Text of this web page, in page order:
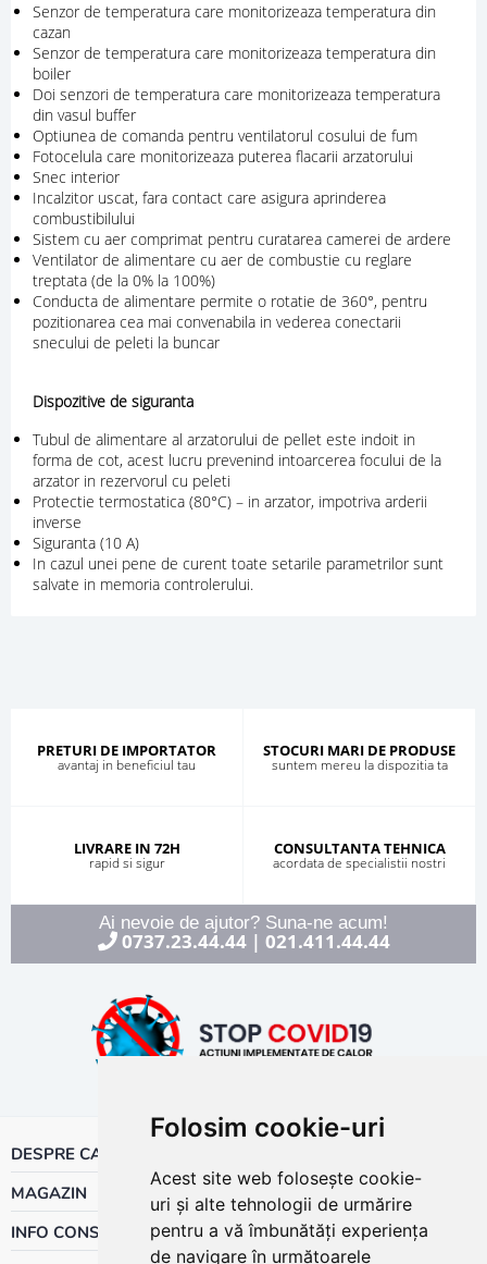
Folosim cookie-uri
Acest site web folosește cookie-
uri și alte tehnologii de urmărire
pentru a vă îmbunătăți experiența
de navigare în următoarele
Senzor de temperatura care monitorizeaza temperatura din
cazan
Senzor de temperatura care monitorizeaza temperatura din
boiler
Doi senzori de temperatura care monitorizeaza temperatura
din vasul buffer
Optiunea de comanda pentru ventilatorul cosului de fum
Fotocelula care monitorizeaza puterea flacarii arzatorului
Snec interior
Incalzitor uscat, fara contact care asigura aprinderea
combustibilului
Sistem cu aer comprimat pentru curatarea camerei de ardere
Ventilator de alimentare cu aer de combustie cu reglare
treptata (de la 0% la 100%)
Conducta de alimentare permite o rotatie de 360°, pentru
pozitionarea cea mai convenabila in vederea conectarii
snecului de peleti la buncar
Dispozitive de siguranta
Tubul de alimentare al arzatorului de pellet este indoit in
forma de cot, acest lucru prevenind intoarcerea focului de la
arzator in rezervorul cu peleti
Protectie termostatica (80°С) – in arzator, impotriva arderii
inverse
Siguranta (10 А)
In cazul unei pene de curent toate setarile parametrilor sunt
salvate in memoria controlerului.
PRETURI DE IMPORTATOR
avantaj in beneficiul tau
STOCURI MARI DE PRODUSE
suntem mereu la dispozitia ta
LIVRARE IN 72H
rapid si sigur
CONSULTANTA TEHNICA
acordata de specialistii nostri
Ai nevoie de ajutor? Suna-ne acum!
0737.23.44.44| 021.411.44.44
DESPRE CALOR
MAGAZIN
INFO CONSUMATOR